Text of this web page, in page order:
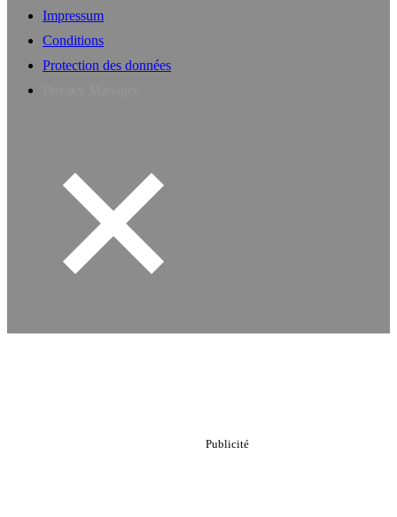
Impressum
Conditions
Protection des données